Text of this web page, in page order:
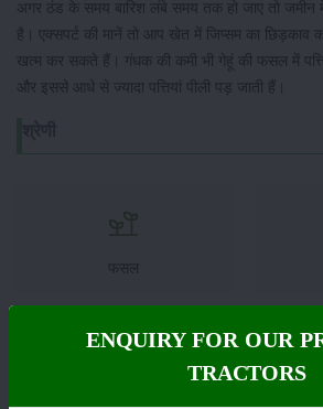
अगर ठंड के समय बारिश लंबे समय तक हो जाए तो जमीन
है। एक्सपर्ट की मानें तो आप खेत में जिप्सम का छिड़काव
खत्म कर सकते हैं। गंधक की कमी भी गेहूं की फसल में
और इससे आधे से ज्यादा पत्तियां पीली पड़ जाती हैं।
फसल
ENQUIRY FOR OUR
TRACTORS